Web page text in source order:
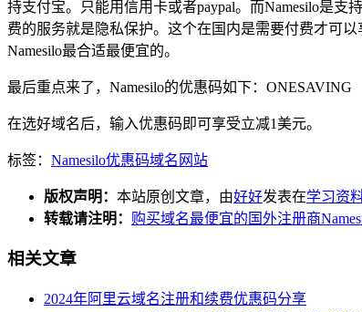
持支付宝。只能用信用卡或者paypal。而Namesilo是
费的服务就是隐私保护。这个在国内是需要付费才可
Namesilo最合适最便宜的。
最后重点来了，Namesilo的优惠码如下：ONESAVING
在选好域名后，输入优惠码即可享受立减1美元。
标签： Namesilo优惠码域名 网站
版权声明： 本站原创文章，由好好发表在学习资
转载请注明： 购买域名最便宜的国外注册商
相关文章
2024年阿里云域名注册和续费优惠码分享